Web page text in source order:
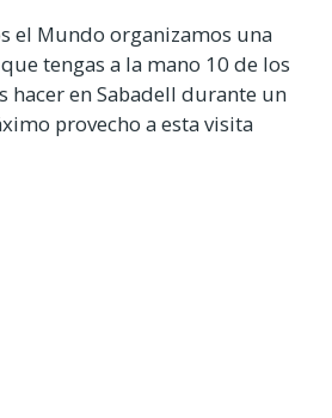
el Mundo organizamos una
tengas a la mano 10 de los
hacer en Sabadell durante un
provecho a esta visita